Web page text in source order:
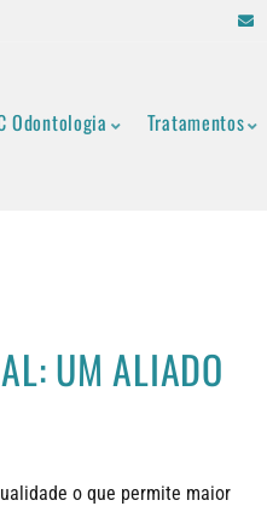
Odontologia Tratamentos
UM ALIADO
o que permite maior